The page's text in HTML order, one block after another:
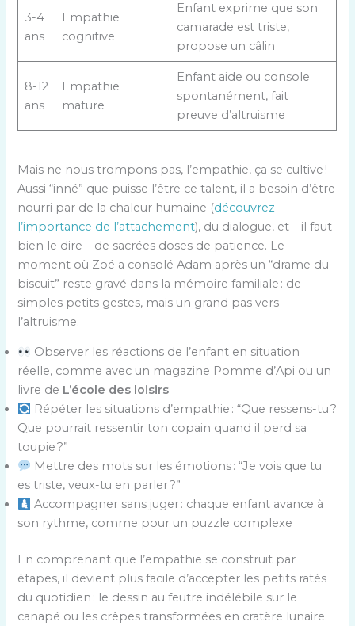
3-4
ans
Empathie
cognitive
Enfant exprime que son
camarade est triste,
propose un câlin
8-12
ans
Empathie
mature
Enfant aide ou console
spontanément, fait
preuve d’altruisme
Mais ne nous trompons pas, l’empathie, ça se cultive !
Aussi “inné” que puisse l’être ce talent, il a besoin d’être
nourri par de la chaleur humaine (découvrez
l’importance de l’attachement), du dialogue, et – il faut
bien le dire – de sacrées doses de patience. Le
moment où Zoé a consolé Adam après un “drame du
biscuit” reste gravé dans la mémoire familiale : de
simples petits gestes, mais un grand pas vers
l’altruisme.
Observer les réactions de l’enfant en situation
réelle, comme avec un magazine Pomme d’Api ou un
livre de L’école des loisirs
Répéter les situations d’empathie : “Que ressens-tu ?
Que pourrait ressentir ton copain quand il perd sa
toupie ?”
Mettre des mots sur les émotions : “Je vois que tu
es triste, veux-tu en parler ?”
Accompagner sans juger : chaque enfant avance à
son rythme, comme pour un puzzle complexe
En comprenant que l’empathie se construit par
étapes, il devient plus facile d’accepter les petits ratés
du quotidien : le dessin au feutre indélébile sur le
canapé ou les crêpes transformées en cratère lunaire.